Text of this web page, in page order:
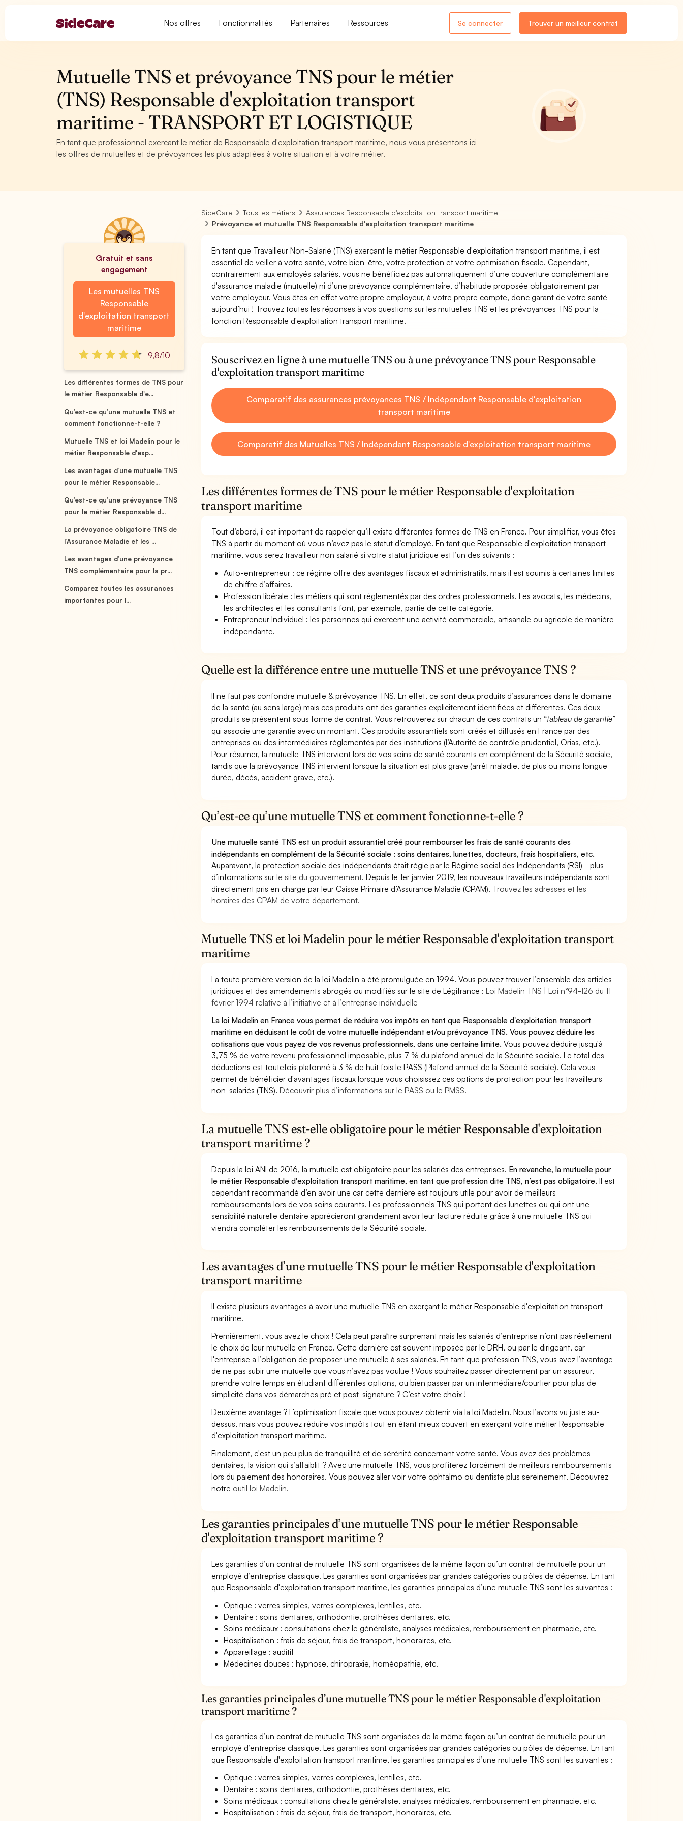
Nos offres Fonctionnalités Partenaires Ressources Se connecter Trouver un meilleur contrat
Mutuelle TNS et prévoyance TNS pour le métier
(TNS) Responsable d'exploitation transport
maritime - TRANSPORT ET LOGISTIQUE
En tant que professionnel exercant le métier de Responsable d'exploitation transport maritime, nous vous présentons ici
les offres de mutuelles et de prévoyances les plus adaptées à votre situation et à votre métier.
Gratuit et sans
engagement
Les mutuelles TNS
Responsable
d'exploitation transport
maritime
9,8/10
Les différentes formes de TNS pour
le métier Responsable d'e...
Qu’est-ce qu’une mutuelle TNS et
comment fonctionne-t-elle ?
Mutuelle TNS et loi Madelin pour le
métier Responsable d'exp...
Les avantages d’une mutuelle TNS
pour le métier Responsable...
Qu’est-ce qu’une prévoyance TNS
pour le métier Responsable d...
La prévoyance obligatoire TNS de
l’Assurance Maladie et les ...
Les avantages d’une prévoyance
TNS complémentaire pour la pr...
Comparez toutes les assurances
importantes pour l...
SideCare Tous les métiers
Assurances Responsable d'exploitation transport maritime
Prévoyance et mutuelle TNS Responsable d'exploitation transport maritime
En tant que Travailleur Non-Salarié (TNS) exerçant le métier Responsable d'exploitation transport maritime, il est
essentiel de veiller à votre santé, votre bien-être, votre protection et votre optimisation fiscale. Cependant,
contrairement aux employés salariés, vous ne bénéficiez pas automatiquement d’une couverture complémentaire
d'assurance maladie (mutuelle) ni d’une prévoyance complémentaire, d’habitude proposée obligatoirement par
votre employeur. Vous êtes en effet votre propre employeur, à votre propre compte, donc garant de votre santé
aujourd’hui ! Trouvez toutes les réponses à vos questions sur les mutuelles TNS et les prévoyances TNS pour la
fonction Responsable d'exploitation transport maritime.
Souscrivez en ligne à une mutuelle TNS ou à une prévoyance TNS pour Responsable
d'exploitation transport maritime
Comparatif des assurances prévoyances TNS / Indépendant Responsable d'exploitation
transport maritime
Comparatif des Mutuelles TNS / Indépendant Responsable d'exploitation transport maritime
Les différentes formes de TNS pour le métier Responsable d'exploitation
transport maritime
Tout d’abord, il est important de rappeler qu’il existe différentes formes de TNS en France. Pour simplifier, vous êtes
TNS à partir du moment où vous n’avez pas le statut d’employé. En tant que Responsable d'exploitation transport
maritime, vous serez travailleur non salarié si votre statut juridique est l’un des suivants :
Auto-entrepreneur : ce régime offre des avantages fiscaux et administratifs, mais il est soumis à certaines limites
de chiffre d’affaires.
Profession libérale : les métiers qui sont réglementés par des ordres professionnels. Les avocats, les médecins,
les architectes et les consultants font, par exemple, partie de cette catégorie.
Entrepreneur Individuel : les personnes qui exercent une activité commerciale, artisanale ou agricole de manière
indépendante.
Quelle est la différence entre une mutuelle TNS et une prévoyance TNS ?
Il ne faut pas confondre mutuelle & prévoyance TNS. En effet, ce sont deux produits d’assurances dans le domaine
de la santé (au sens large) mais ces produits ont des garanties explicitement identifiées et différentes. Ces deux
produits se présentent sous forme de contrat. Vous retrouverez sur chacun de ces contrats un “tableau de garantie”
qui associe une garantie avec un montant. Ces produits assurantiels sont créés et diffusés en France par des
entreprises ou des intermédiaires réglementés par des institutions (l’Autorité de contrôle prudentiel, Orias, etc.).
Pour résumer, la mutuelle TNS intervient lors de vos soins de santé courants en complément de la Sécurité sociale,
tandis que la prévoyance TNS intervient lorsque la situation est plus grave (arrêt maladie, de plus ou moins longue
durée, décès, accident grave, etc.).
Qu’est-ce qu’une mutuelle TNS et comment fonctionne-t-elle ?
Une mutuelle santé TNS est un produit assurantiel créé pour rembourser les frais de santé courants des
indépendants en complément de la Sécurité sociale : soins dentaires, lunettes, docteurs, frais hospitaliers, etc.
Auparavant, la protection sociale des indépendants était régie par le Régime social des Indépendants (RSI) - plus
d’informations surle site du gouvernement. Depuis le 1er janvier 2019, les nouveaux travailleurs indépendants sont
directement pris en charge par leur Caisse Primaire d’Assurance Maladie (CPAM). Trouvez les adresses et les
horaires des CPAM de votre département.
Mutuelle TNS et loi Madelin pour le métier Responsable d'exploitation transport
maritime
La toute première version de la loi Madelin a été promulguée en 1994. Vous pouvez trouver l’ensemble des articles
juridiques et des amendements abrogés ou modifiés sur le site de Légifrance :Loi Madelin TNS | Loi n°94-126 du 11
février 1994 relative à l’initiative et à l’entreprise individuelle
La loi Madelin en France vous permet de réduire vos impôts en tant que Responsable d'exploitation transport
maritime en déduisant le coût de votre mutuelle indépendant et/ou prévoyance TNS. Vous pouvez déduire les
cotisations que vous payez de vos revenus professionnels, dans une certaine limite.Vous pouvez déduire jusqu'à
3,75 % de votre revenu professionnel imposable, plus 7 % du plafond annuel de la Sécurité sociale. Le total des
déductions est toutefois plafonné à 3 % de huit fois le PASS (Plafond annuel de la Sécurité sociale). Cela vous
permet de bénéficier d'avantages fiscaux lorsque vous choisissez ces options de protection pour les travailleurs
non-salariés (TNS).Découvrir plus d’informations sur le PASS ou le PMSS.
La mutuelle TNS est-elle obligatoire pour le métier Responsable d'exploitation
transport maritime ?
Depuis la loi ANI de 2016, la mutuelle est obligatoire pour les salariés des entreprises. En revanche, la mutuelle pour
le métier Responsable d'exploitation transport maritime, en tant que profession dite TNS, n’est pas obligatoire.Il est
cependant recommandé d’en avoir une car cette dernière est toujours utile pour avoir de meilleurs
remboursements lors de vos soins courants. Les professionnels TNS qui portent des lunettes ou qui ont une
sensibilité naturelle dentaire apprécieront grandement avoir leur facture réduite grâce à une mutuelle TNS qui
viendra compléter les remboursements de la Sécurité sociale.
Les avantages d’une mutuelle TNS pour le métier Responsable d'exploitation
transport maritime
Il existe plusieurs avantages à avoir une mutuelle TNS en exerçant le métier Responsable d'exploitation transport
maritime.
Premièrement, vous avez le choix ! Cela peut paraître surprenant mais les salariés d’entreprise n’ont pas réellement
le choix de leur mutuelle en France. Cette dernière est souvent imposée par le DRH, ou par le dirigeant, car
l'entreprise a l’obligation de proposer une mutuelle à ses salariés. En tant que profession TNS, vous avez l’avantage
de ne pas subir une mutuelle que vous n’avez pas voulue ! Vous souhaitez passer directement par un assureur,
prendre votre temps en étudiant différentes options, ou bien passer par un intermédiaire/courtier pour plus de
simplicité dans vos démarches pré et post-signature ? C’est votre choix !
Deuxième avantage ? L’optimisation fiscale que vous pouvez obtenir via la loi Madelin. Nous l’avons vu juste au-
dessus, mais vous pouvez réduire vos impôts tout en étant mieux couvert en exerçant votre métier Responsable
d'exploitation transport maritime.
Finalement, c'est un peu plus de tranquillité et de sérénité concernant votre santé. Vous avez des problèmes
dentaires, la vision qui s’affaiblit ? Avec une mutuelle TNS, vous profiterez forcément de meilleurs remboursements
lors du paiement des honoraires. Vous pouvez aller voir votre ophtalmo ou dentiste plus sereinement. Découvrez
notre outil loi Madelin.
Les garanties principales d’une mutuelle TNS pour le métier Responsable
d'exploitation transport maritime ?
Les garanties d’un contrat de mutuelle TNS sont organisées de la même façon qu’un contrat de mutuelle pour un
employé d’entreprise classique. Les garanties sont organisées par grandes catégories ou pôles de dépense. En tant
que Responsable d'exploitation transport maritime, les garanties principales d’une mutuelle TNS sont les suivantes :
Optique : verres simples, verres complexes, lentilles, etc.
Dentaire : soins dentaires, orthodontie, prothèses dentaires, etc.
Soins médicaux : consultations chez le généraliste, analyses médicales, remboursement en pharmacie, etc.
Hospitalisation : frais de séjour, frais de transport, honoraires, etc.
Appareillage : auditif
Médecines douces : hypnose, chiropraxie, homéopathie, etc.
Les garanties principales d’une mutuelle TNS pour le métier Responsable d'exploitation
transport maritime ?
Les garanties d’un contrat de mutuelle TNS sont organisées de la même façon qu’un contrat de mutuelle pour un
employé d’entreprise classique. Les garanties sont organisées par grandes catégories ou pôles de dépense. En tant
que Responsable d'exploitation transport maritime, les garanties principales d’une mutuelle TNS sont les suivantes :
Optique : verres simples, verres complexes, lentilles, etc.
Dentaire : soins dentaires, orthodontie, prothèses dentaires, etc.
Soins médicaux : consultations chez le généraliste, analyses médicales, remboursement en pharmacie, etc.
Hospitalisation : frais de séjour, frais de transport, honoraires, etc.